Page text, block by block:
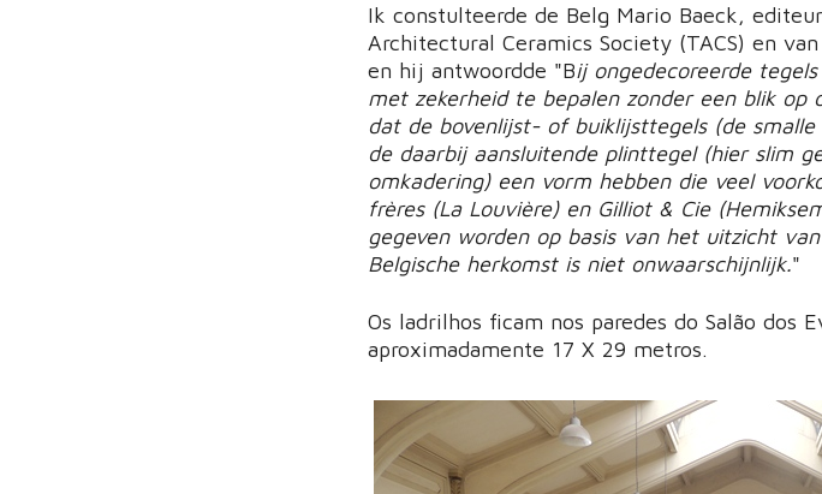
Ik constulteerde de Belg Mario Baeck,
Architectural Ceramics Society (TACS) en
en hij antwoordde "Bij ongedecoreerde
met zekerheid te bepalen zonder een blik op
dat de bovenlijst- of buiklijsttegels (de
de daarbij aansluitende plinttegel (hier slim
omkadering) een vorm hebben die veel
frères (La Louvière) en Gilliot & Cie
gegeven worden op basis van het uitzicht
Belgische herkomst is niet onwaarschijnlijk."
Os ladrilhos ficam nos paredes do Salão dos
aproximadamente 17 X 29 metros.